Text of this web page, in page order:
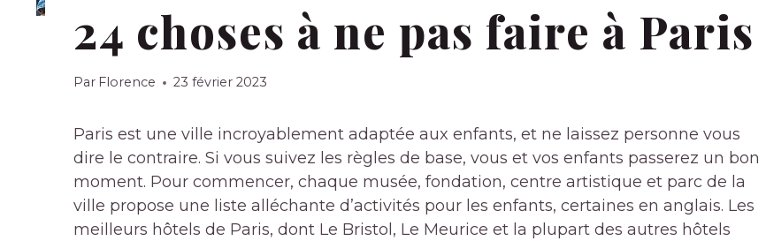
24 choses à ne pas faire à Paris
Par Florence 23 février 2023
Paris est une ville incroyablement adaptée aux enfants, et ne laissez personne vous
dire le contraire. Si vous suivez les règles de base, vous et vos enfants passerez un bon
moment. Pour commencer, chaque musée, fondation, centre artistique et parc de la
ville propose une liste alléchante d’activités pour les enfants, certaines en anglais. Les
meilleurs hôtels de Paris, dont Le Bristol, Le Meurice et la plupart des autres hôtels